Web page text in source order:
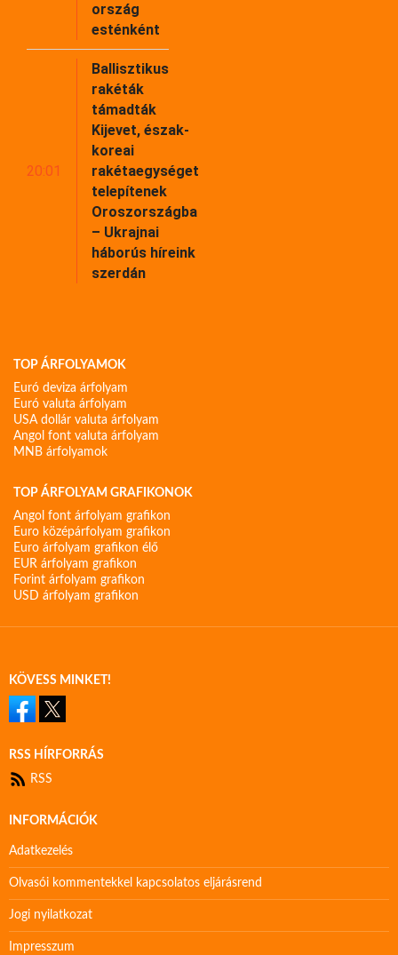
ország
esténként
20:01
Ballisztikus
rakéták
támadták
Kijevet, észak-
koreai
rakétaegységet
telepítenek
Oroszországba
– Ukrajnai
háborús híreink
szerdán
TOP ÁRFOLYAMOK
Euró deviza árfolyam
Euró valuta árfolyam
USA dollár valuta árfolyam
Angol font valuta árfolyam
MNB árfolyamok
TOP ÁRFOLYAM GRAFIKONOK
Angol font árfolyam grafikon
Euro középárfolyam grafikon
Euro árfolyam grafikon élő
EUR árfolyam grafikon
Forint árfolyam grafikon
USD árfolyam grafikon
KÖVESS MINKET!
RSS HÍRFORRÁS
RSS
INFORMÁCIÓK
Adatkezelés
Olvasói kommentekkel kapcsolatos eljárásrend
Jogi nyilatkozat
Impresszum